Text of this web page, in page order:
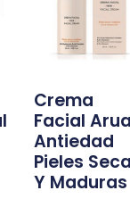
Crema
Facial
Antiedad
Pieles
Y Maduras